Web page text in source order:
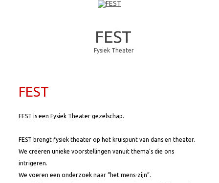
FEST
Fysiek Theater
FEST
FEST is een Fysiek Theater gezelschap.
FEST brengt fysiek theater op het kruispunt van dans en theater.
We creëren unieke voorstellingen vanuit thema’s die ons
intrigeren.
We voeren een onderzoek naar “het mens-zijn”.